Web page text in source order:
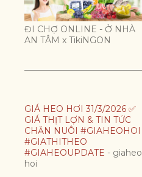
ĐI CHỢ ONLINE - Ở NHÀ
AN TÂM x TikiNGON
GIÁ HEO HƠI 31/3/2026 ✅
GIÁ THỊT LỢN & TIN TỨC
CHĂN NUÔI #GIAHEOHOI
#GIATHITHEO
#GIAHEOUPDATE - giaheo
hoi